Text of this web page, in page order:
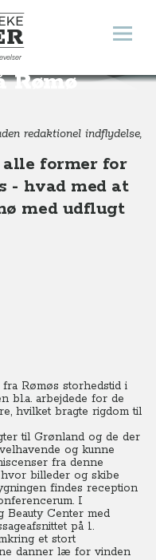
Åbn
Rømø
Rideture på Rømø
redaktionel indflydelse,
alle former for
- hvad med at
med udflugt
Rømøs storhedstid i
bl.a. arbejdede for de
hvilket bragte rigdom til
til Grønland og de der
og kunne
fra denne
billeder og skibe
findes reception
I
Beauty Center med
på 1.
et stort
danner læ for vinden